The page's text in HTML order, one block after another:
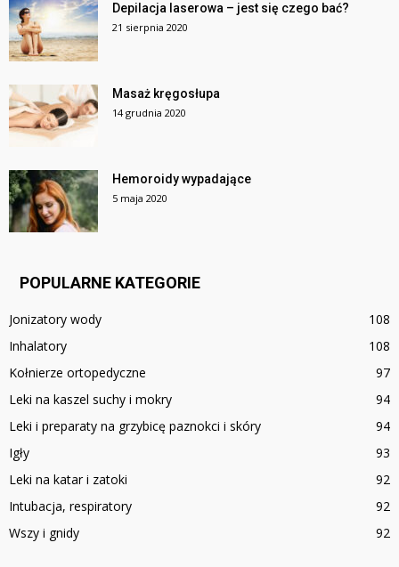
Depilacja laserowa – jest się czego bać?
21 sierpnia 2020
Masaż kręgosłupa
14 grudnia 2020
Hemoroidy wypadające
5 maja 2020
POPULARNE KATEGORIE
Jonizatory wody
108
Inhalatory
108
Kołnierze ortopedyczne
97
Leki na kaszel suchy i mokry
94
Leki i preparaty na grzybicę paznokci i skóry
94
Igły
93
Leki na katar i zatoki
92
Intubacja, respiratory
92
Wszy i gnidy
92